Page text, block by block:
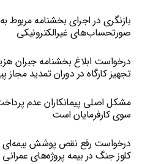
بازنگری در اجرای بخشنامه مربوط
صورتحساب‌های غیرالکترونیکی
درخواست ابلاغ بخشنامه جبران
تجهیز کارگاه در دوران تمدید مجاز
مشکل اصلی پیمانکاران عدم
سوی کارفرمایان است
درخواست رفع نقص پوشش بیمه‌ای
کلوز جنگ در بیمه پروژه‌های عمرانی